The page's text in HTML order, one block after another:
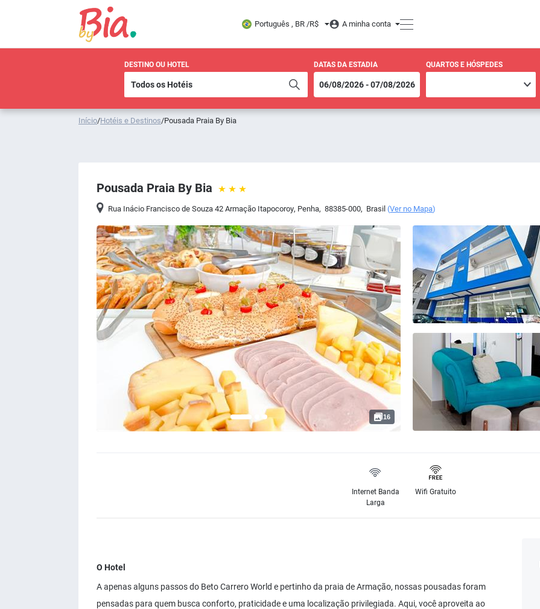
Português , BR /R$ A minha conta
DESTINO OU HOTEL DATAS DA ESTADIA QUARTOS E HÓSPEDES
Início/Hotéis e Destinos/Pousada Praia By Bia
Pousada Praia By Bia
Rua Inácio Francisco de Souza 42 Armação Itapocoroy, Penha, 88385-000, Brasil (Ver no Mapa)
16
Internet Banda
Larga
Wifi Gratuito
O Hotel
A apenas alguns passos do Beto Carrero World e pertinho da praia de Armação, nossas pousadas foram
pensadas para quem busca conforto, praticidade e uma localização privilegiada. Aqui, você aproveita ao